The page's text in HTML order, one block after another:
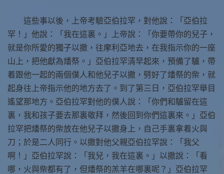
這些事以後，上帝考驗亞伯拉罕，對他說：「亞伯拉
罕！」他說：「我在這裏。」上帝說：「你要帶你的兒子，
就是你所愛的獨子以撒，往摩利亞地去，在我指示你的一座
山上，把他獻為燔祭。」亞伯拉罕清早起來，預備了驢，帶
着跟他一起的兩個僕人和他兒子以撒，劈好了燔祭的柴，就
起身往上帝指示他的地方去了。到了第三日，亞伯拉罕舉目
遙望那地方。亞伯拉罕對他的僕人說：「你們和驢留在這
裏，我和孩子要去那裏敬拜，然後回到你們這裏來。」亞伯
拉罕把燔祭的柴放在他兒子以撒身上，自己手裏拿着火與
刀；於是二人同行。以撒對他父親亞伯拉罕說：「我父
啊！」亞伯拉罕說：「我兒，我在這裏。」以撒說：「看
哪，火與柴都有了，但燔祭的羔羊在哪裏呢？」亞伯拉罕